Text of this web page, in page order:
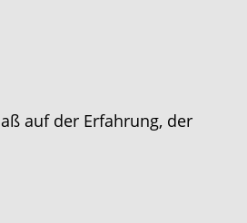
auf der Erfahrung, der